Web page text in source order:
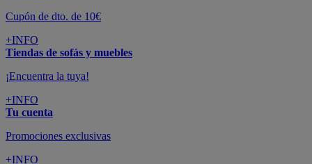
Cupón de dto. de 10€
+INFO
Tiendas de sofás y muebles
¡Encuentra la tuya!
+INFO
Tu cuenta
Promociones exclusivas
+INFO